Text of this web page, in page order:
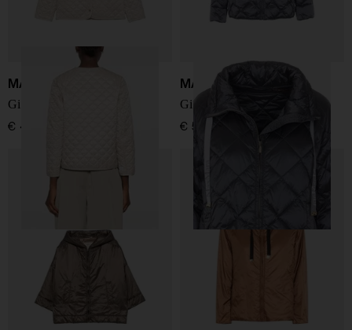
MAX MARA THE CUBE
Giacca blouson trapuntata
€ 485,00
MAX MARA THE CUBE
Giacca blouson trapuntata
€ 598,00